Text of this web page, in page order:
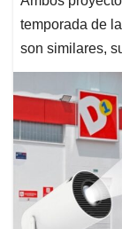
temporada de
son similares,